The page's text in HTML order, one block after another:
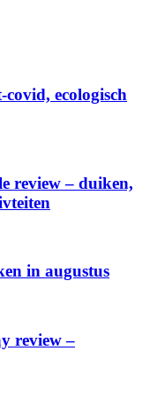
ecologisch
review – duiken,
in augustus
review –